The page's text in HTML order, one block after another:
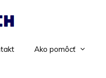
Ako pomôcť